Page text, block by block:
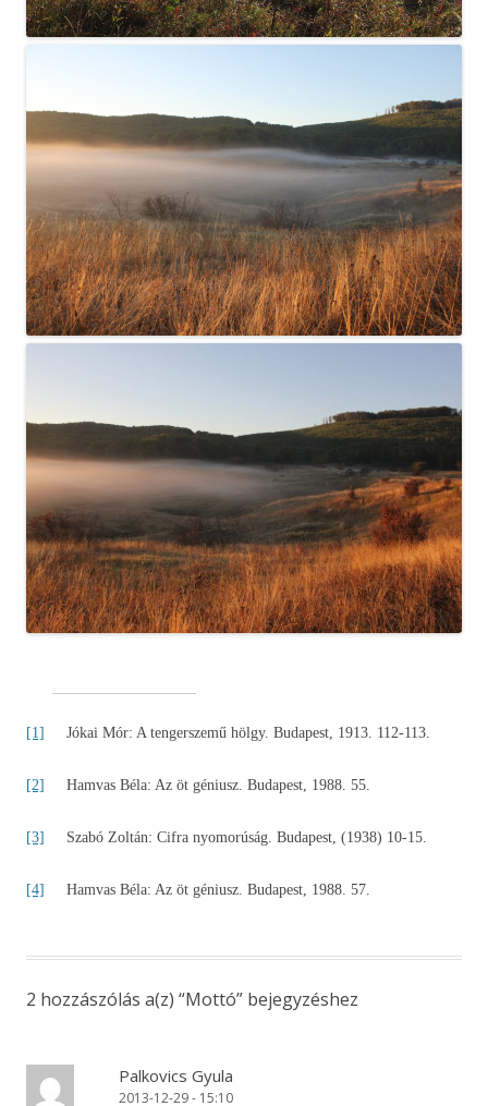
[1] Jókai Mór: A tengerszemű hölgy. Budapest, 1913. 112-113.
[2] Hamvas Béla: Az öt géniusz. Budapest, 1988. 55.
[3] Szabó Zoltán: Cifra nyomorúság. Budapest, (1938) 10-15.
[4] Hamvas Béla: Az öt géniusz. Budapest, 1988. 57.
2 hozzászólás a(z) “Mottó” bejegyzéshez
Palkovics Gyula
2013-12-29 - 15:10